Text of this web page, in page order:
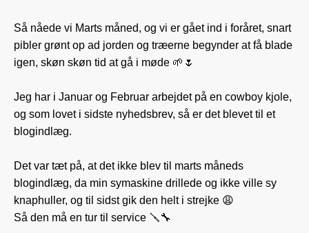
Så nåede vi Marts måned, og vi er gået ind i foråret, snart
pibler grønt op ad jorden og træerne begynder at få blade
igen, skøn skøn tid at gå i møde 🌱🌷
Jeg har i Januar og Februar arbejdet på en cowboy kjole,
og som lovet i sidste nyhedsbrev, så er det blevet til et
blogindlæg.
Det var tæt på, at det ikke blev til marts måneds
blogindlæg, da min symaskine drillede og ikke ville sy
knaphuller, og til sidst gik den helt i strejke 😩
Så den må en tur til service 🪛🔧